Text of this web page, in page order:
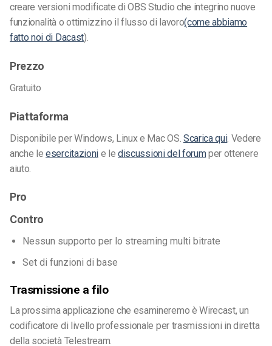
creare versioni modificate di OBS Studio che integrino nuove
funzionalità o ottimizzino il flusso di lavoro(come abbiamo
fatto noi di Dacast).
Prezzo
Gratuito
Piattaforma
Disponibile per Windows, Linux e Mac OS. Scarica qui. Vedere
anche leesercitazionie lediscussioni del forumper ottenere
aiuto.
Pro
Contro
Nessun supporto per lo streaming multi bitrate
Set di funzioni di base
Trasmissione a filo
La prossima applicazione che esamineremo è Wirecast, un
codificatore di livello professionale per trasmissioni in diretta
della società Telestream.